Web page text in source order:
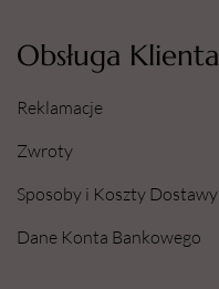
Obsługa Klienta
Reklamacje
Zwroty
Sposoby i Koszty Dostawy
Dane Konta Bankowego